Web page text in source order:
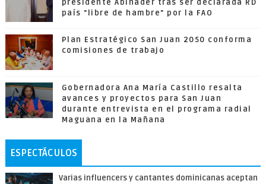
presidente Abinader tras ser declarada RD
país "libre de hambre" por la FAO
Plan Estratégico San Juan 2050 conforma
comisiones de trabajo
Gobernadora Ana María Castillo resalta
avances y proyectos para San Juan
durante entrevista en el programa radial
Maguana en la Mañana
ESPECTÁCULOS
Varias influencers y cantantes dominicanas aceptan